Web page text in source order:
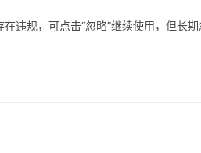
违规，可点击“忽略”继续使用，但长期